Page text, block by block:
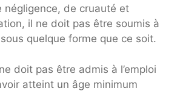
négligence, de cruauté et
il ne doit pas être soumis à
quelque forme que ce soit.
doit pas être admis à l’emploi
atteint un âge minimum